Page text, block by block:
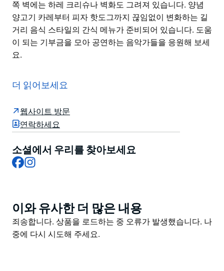
쪽 벽에는 하레 크리슈나 벽화도 그려져 있습니다. 양념
양고기 카레부터 피자 핫도그까지 끊임없이 변화하는 길
거리 음식 스타일의 간식 메뉴가 준비되어 있습니다. 도움
이 되는 기부금을 모아 공연하는 음악가들을 응원해 보세
요.
소규모 양조장 그리고 전 세계 와인을 선보이는 레이지본
리 잡았습니다. 주로 재즈 공연을 선보이며 대부분 무료로
즐길 수 있습니다. 입장료가 있는 경우 입장료는 약 10달
아늑하고 독특한 인테리어가 돋보입니다. 벨벳 커튼 커다
양념 양고기 카레부터 피자 핫도그까지 끊임없이 변화하
는 길거리 음식 스타일의 간식 메뉴가 준비되어 있습니다.
더 읽어보세요
웹사이트 방문
연락하세요
소셜에서 우리를 찾아보세요
Facebook
Product
List
이와 유사한 더 많은 내용
Product
List
죄송합니다. 상품을 로드하는 중 오류가 발생했습니다. 나
중에 다시 시도해 주세요.